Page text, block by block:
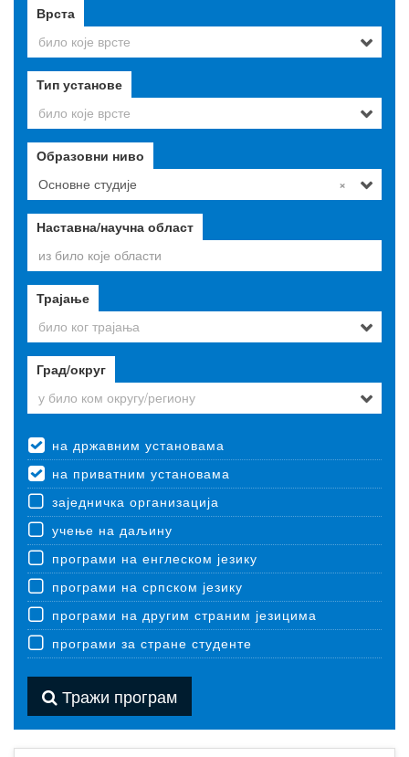
Врста
било које врсте
Тип установе
било које врсте
Образовни ниво
×
Основне студије
Наставна/научна област
Трајање
било ког трајања
Град/округ
у било ком округу/региону
на државним установама
на приватним установама
заједничка организација
учење на даљину
програми на енглеском језику
програми на српском језику
програми на другим страним језицима
програми за стране студенте
Тражи програм